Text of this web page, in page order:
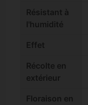
Résistant à
l'humidité
Effet
Récolte en
extérieur
Floraison en